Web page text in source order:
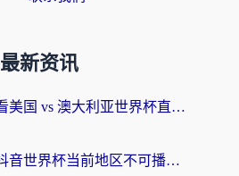
最新资讯
在国外怎么看美国 vs 澳大利亚世界杯直播？海外党必藏的中文解说观赛指南
在加拿大看抖音世界杯当前地区不可播放？海外党体育观赛终极指南